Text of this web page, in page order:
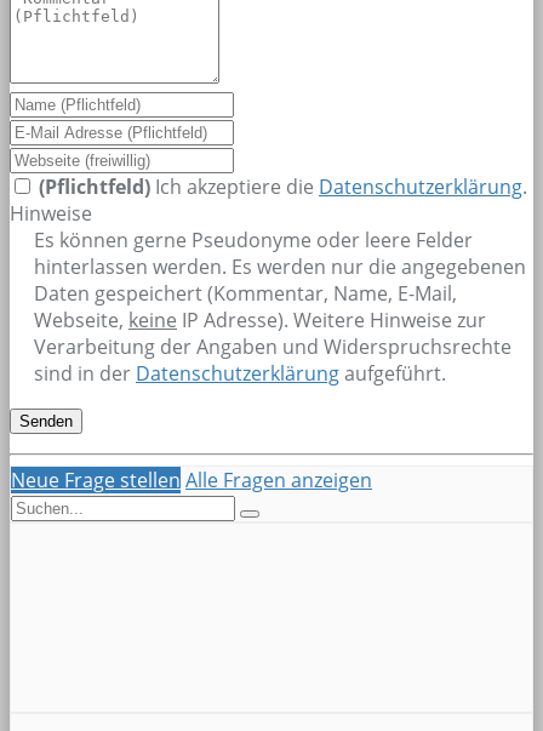
(Pflichtfeld) Ich akzeptiere die Datenschutzerklärung.
Hinweise
Es können gerne Pseudonyme oder leere Felder
hinterlassen werden. Es werden nur die angegebenen
Daten gespeichert (Kommentar, Name, E-Mail,
Webseite, keine IP Adresse). Weitere Hinweise zur
Verarbeitung der Angaben und Widerspruchsrechte
sind in der Datenschutzerklärungaufgeführt.
Neue Frage stellen Alle Fragen anzeigen